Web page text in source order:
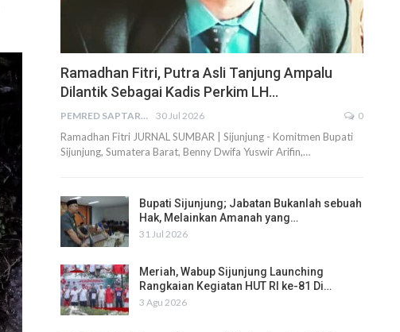
Ramadhan Fitri, Putra Asli Tanjung Ampalu
Dilantik Sebagai Kadis Perkim LH…
PEMRED SAPTARIUS 30 Jul 2026 0
Ramadhan Fitri JURNAL SUMBAR | Sijunjung - Komitmen Bupati
Sijunjung, Sumatera Barat, Benny Dwifa Yuswir Arifin,…
Bupati Sijunjung; Jabatan Bukanlah sebuah
Hak, Melainkan Amanah yang…
31 Jul 2026
Meriah, Wabup Sijunjung Launching
Rangkaian Kegiatan HUT RI ke-81 Di…
3 Agu 2026